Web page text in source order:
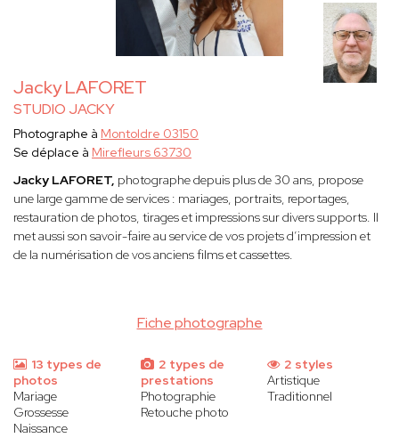
Jacky LAFORET
STUDIO JACKY
Fiche photographe
Photographe à Montoldre 03150
Se déplace à Mirefleurs 63730
Jacky LAFORET, photographe depuis plus de 30 ans, propose
une large gamme de services : mariages, portraits, reportages,
restauration de photos, tirages et impressions sur divers supports. Il
met aussi son savoir-faire au service de vos projets d’impression et
de la numérisation de vos anciens films et cassettes.
13 types de
photos
Mariage
Grossesse
Naissance
2 types de
prestations
Photographie
Retouche photo
2 styles
Artistique
Traditionnel